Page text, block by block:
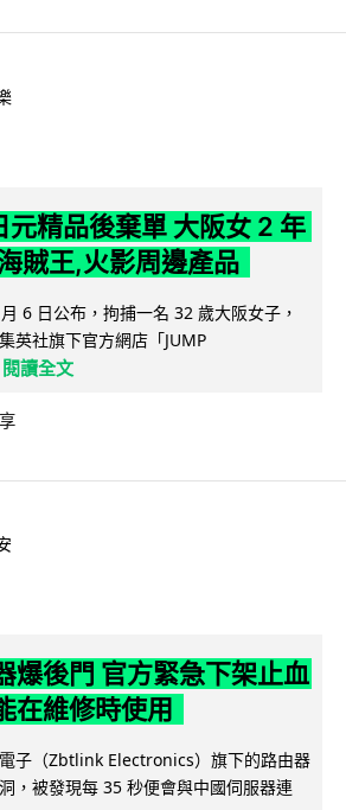
元精品後棄單 大阪女 2 年
賊王,火影周邊產品
6 日公布，拘捕一名 32 歲大阪女子，
英社旗下官方網店「JUMP
閱讀全文
爆後門 官方緊急下架止血
在維修時使用
子（Zbtlink Electronics）旗下的路由器
，被發現每 35 秒便會與中國伺服器連